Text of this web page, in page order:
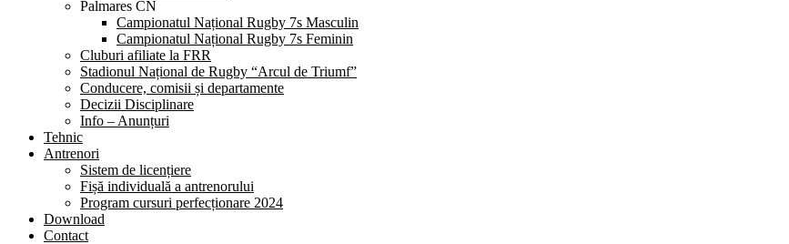
Palmares CN
Campionatul Național Rugby 7s Masculin
Campionatul Național Rugby 7s Feminin
Cluburi afiliate la FRR
Stadionul Național de Rugby “Arcul de Triumf”
Conducere, comisii și departamente
Decizii Disciplinare
Info – Anunțuri
Tehnic
Antrenori
Sistem de licențiere
Fișă individuală a antrenorului
Program cursuri perfecționare 2024
Download
Contact